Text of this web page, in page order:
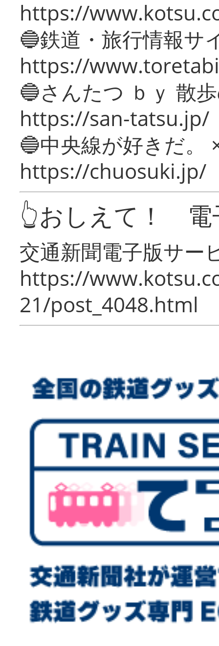
https://
🔵鉄道・旅行情報サ
https://
🔵さんたつ ｂｙ 散
https://san-tatsu.jp/
🔵中央線が好きだ。
https://chuosuki.jp/
👆おしえて！ 電
交通新聞電子版サー
https://
21/post_4048.html